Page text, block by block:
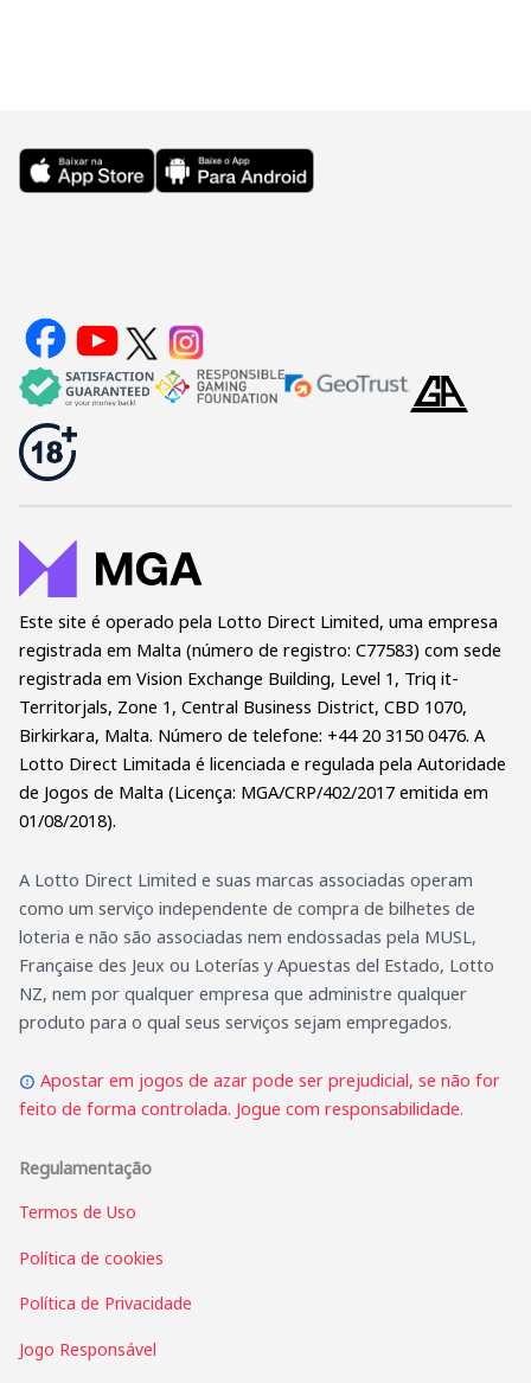
Áustria
usando
Este site é operado pela Lotto Direct Limited, uma empresa
registrada em Malta (número de registro: C77583) com sede
registrada em Vision Exchange Building, Level 1, Triq it-
Territorjals, Zone 1, Central Business District, CBD 1070,
Birkirkara, Malta. Número de telefone: +44 20 3150 0476. A
Lotto Direct Limitada é licenciada e regulada pela Autoridade
de Jogos de Malta (Licença: MGA/CRP/402/2017 emitida em
01/08/2018).
A Lotto Direct Limited e suas marcas associadas operam
como um serviço independente de compra de bilhetes de
loteria e não são associadas nem endossadas pela MUSL,
Française des Jeux ou Loterías y Apuestas del Estado, Lotto
NZ, nem por qualquer empresa que administre qualquer
produto para o qual seus serviços sejam empregados.
Apostar em jogos de azar pode ser prejudicial, se não for
feito de forma controlada. Jogue com responsabilidade.
Regulamentação
Termos de Uso
Política de cookies
Política de Privacidade
Jogo Responsável